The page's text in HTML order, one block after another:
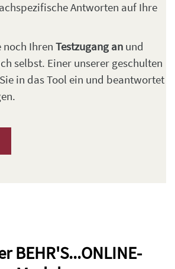
Antworten auf Ihre
noch Ihren Testzugang an und
selbst. Einer unserer geschulten
in das Tool ein und beantwortet
BEHR'S...ONLINE-